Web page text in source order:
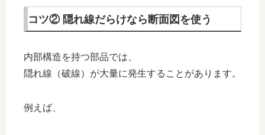
コツ② 隠れ線だらけなら断面図を使う
内部構造を持つ部品では、
隠れ線（破線）が大量に発生することがあります。
例えば、